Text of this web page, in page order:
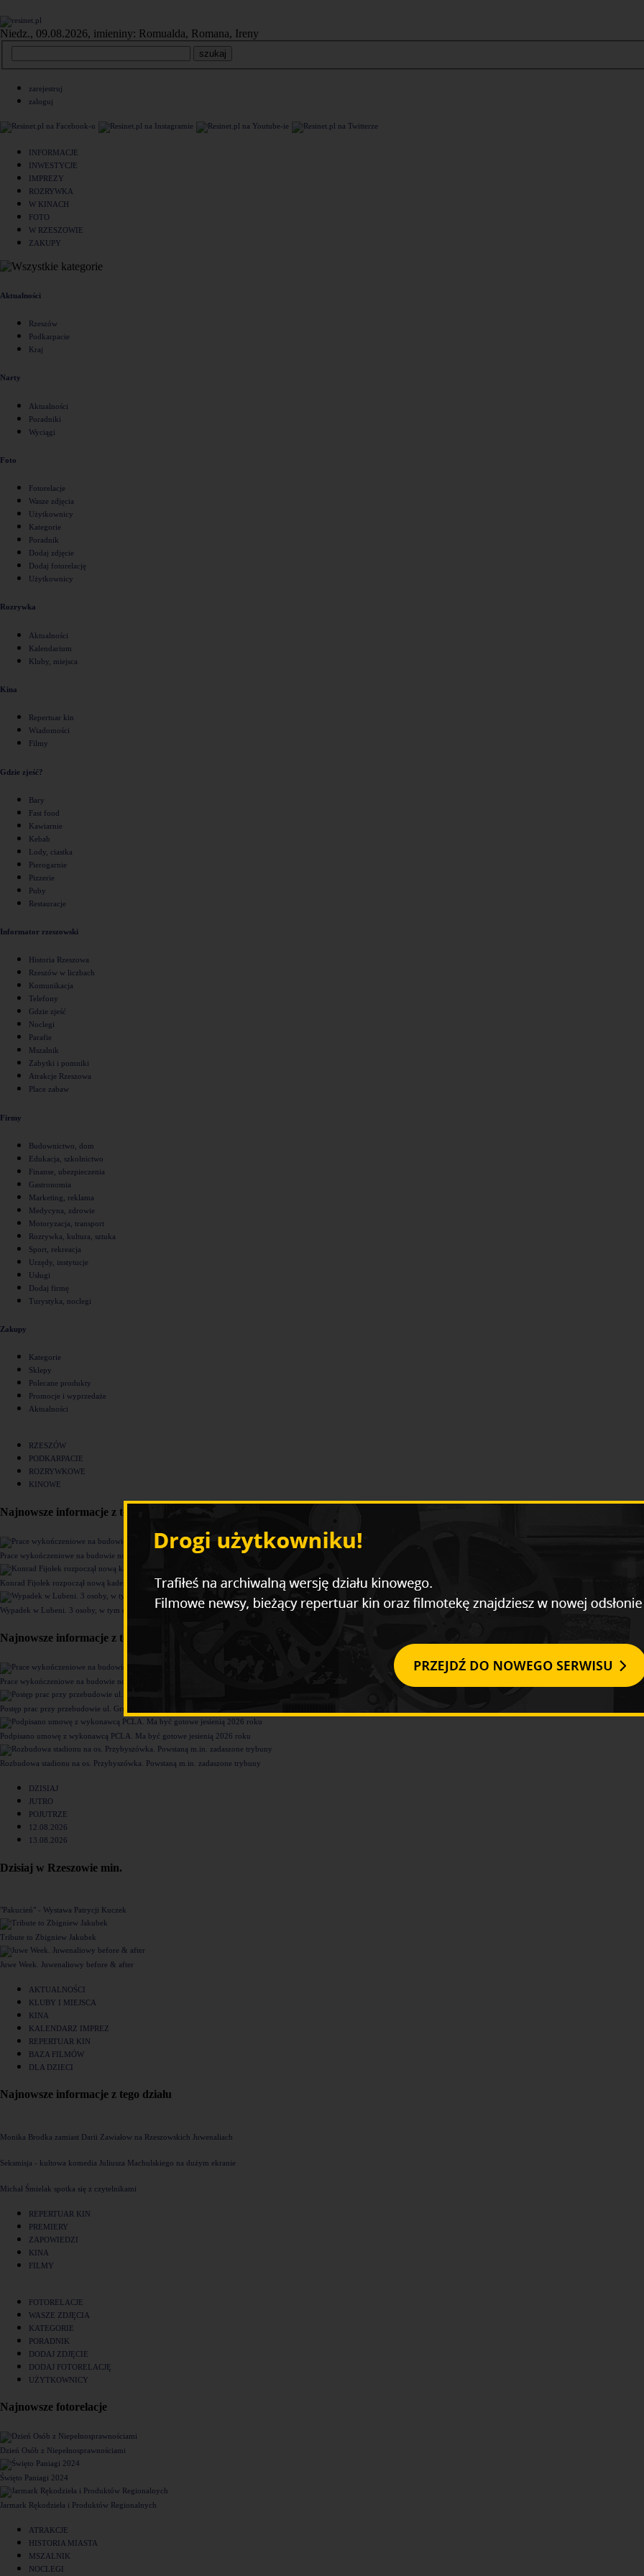
Niedz., 09.08.2026, imieniny: Romualda, Romana, Ireny
zarejestruj
zaloguj
INFORMACJE
INWESTYCJE
IMPREZY
ROZRYWKA
W KINACH
FOTO
W RZESZOWIE
ZAKUPY
Aktualności
Rzeszów
Podkarpacie
Kraj
Narty
Aktualności
Poradniki
Wyciągi
Foto
Fotorelacje
Wasze zdjęcia
Użytkownicy
Kategorie
Poradnik
Dodaj zdjęcie
Dodaj fotorelację
Użytkownicy
Rozrywka
Aktualności
Kalendarium
Kluby, miejsca
Kina
Repertuar kin
Wiadomości
Filmy
Gdzie zjeść?
Bary
Fast food
Kawiarnie
Kebab
Lody, ciastka
Pierogarnie
Pizzerie
Puby
Restauracje
Informator rzeszowski
Historia Rzeszowa
Rzeszów w liczbach
Komunikacja
Telefony
Gdzie zjeść
Noclegi
Parafie
Mszalnik
Zabytki i pomniki
Atrakcje Rzeszowa
Place zabaw
Firmy
Budownictwo, dom
Edukacja, szkolnictwo
Finanse, ubezpieczenia
Gastronomia
Marketing, reklama
Medycyna, zdrowie
Motoryzacja, transport
Rozrywka, kultura, sztuka
Sport, rekreacja
Urzędy, instytucje
Usługi
Dodaj firmę
Turystyka, noclegi
Zakupy
Kategorie
Sklepy
Polecane produkty
Promocje i wyprzedaże
Aktualności
RZESZÓW
PODKARPACIE
ROZRYWKOWE
KINOWE
Najnowsze informacje z tego działu
Prace wykończeniowe na budowie nowego komisariatu Policji w Rzeszowie [ZDJĘCIA]
Konrad Fijołek rozpoczął nową kadencję. "Chcę rozwijać 4 filary funkcjonowania miasta"
Wypadek w Lubeni. 3 osoby, w tym dziecko trafiły do szpitala
Najnowsze informacje z tego działu
Prace wykończeniowe na budowie nowego komisariatu Policji w Rzeszowie [ZDJĘCIA]
Postęp prac przy przebudowie ul. Grunwaldzkiej [ZDJĘCIA]
Podpisano umowę z wykonawcą PCLA. Ma być gotowe jesienią 2026 roku
Rozbudowa stadionu na os. Przybyszówka. Powstaną m.in. zadaszone trybuny
DZISIAJ
JUTRO
POJUTRZE
12.08.2026
13.08.2026
Dzisiaj w Rzeszowie min.
"Pakucień" - Wystawa Patrycji Kuczek
Tribute to Zbigniew Jakubek
Juwe Week. Juwenaliowy before & after
AKTUALNOŚCI
KLUBY I MIEJSCA
KINA
KALENDARZ IMPREZ
REPERTUAR KIN
BAZA FILMÓW
DLA DZIECI
Najnowsze informacje z tego działu
Monika Brodka zamiast Darii Zawiałow na Rzeszowskich Juwenaliach
Seksmisja - kultowa komedia Juliusza Machulskiego na dużym ekranie
Michał Śmielak spotka się z czytelnikami
REPERTUAR KIN
PREMIERY
ZAPOWIEDZI
KINA
FILMY
FOTORELACJE
WASZE ZDJĘCIA
KATEGORIE
PORADNIK
DODAJ ZDJĘCIE
DODAJ FOTORELACJĘ
UŻYTKOWNICY
Najnowsze fotorelacje
Dzień Osób z Niepełnosprawnościami
Święto Paniagi 2024
Jarmark Rękodzieła i Produktów Regionalnych
ATRAKCJE
HISTORIA MIASTA
MSZALNIK
NOCLEGI